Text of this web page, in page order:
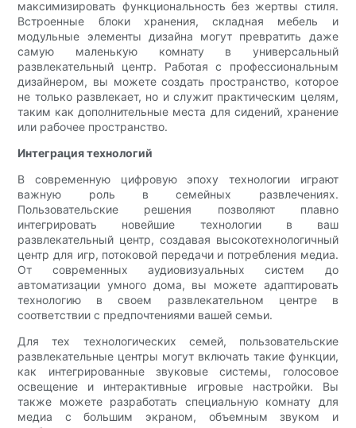
максимизировать функциональность без жертвы стиля.
Встроенные блоки хранения, складная мебель и
модульные элементы дизайна могут превратить даже
самую маленькую комнату в универсальный
развлекательный центр. Работая с профессиональным
дизайнером, вы можете создать пространство, которое
не только развлекает, но и служит практическим целям,
таким как дополнительные места для сидений, хранение
или рабочее пространство.
Интеграция технологий
В современную цифровую эпоху технологии играют
важную роль в семейных развлечениях.
Пользовательские решения позволяют плавно
интегрировать новейшие технологии в ваш
развлекательный центр, создавая высокотехнологичный
центр для игр, потоковой передачи и потребления медиа.
От современных аудиовизуальных систем до
автоматизации умного дома, вы можете адаптировать
технологию в своем развлекательном центре в
соответствии с предпочтениями вашей семьи.
Для тех технологических семей, пользовательские
развлекательные центры могут включать такие функции,
как интегрированные звуковые системы, голосовое
освещение и интерактивные игровые настройки. Вы
также можете разработать специальную комнату для
медиа с большим экраном, объемным звуком и